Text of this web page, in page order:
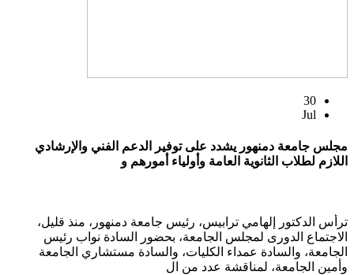
30
Jul
مجلس جامعة دمنهور يشدد على توفير الدعم الفني والإرشادي
اللازم لطلاب الثانوية العامة وأولياء أمورهم و
ترأس الدكتور إلهامي ترابيس، رئيس جامعة دمنهور، منذ قليل،
الاجتماع الدورى لمجلس الجامعة، بحضور السادة نواب رئيس
الجامعة، والسادة عمداء الكليات، والسادة مستشاري الجامعة
وأمين الجامعة، لمناقشة عدد من ال